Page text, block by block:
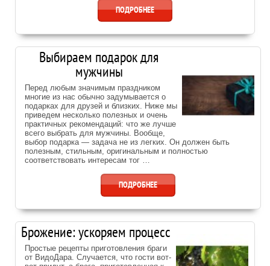
ПОДРОБНЕЕ
Выбираем подарок для
мужчины
Перед любым значимым праздником
многие из нас обычно задумывается о
подарках для друзей и близких. Ниже мы
приведем несколько полезных и очень
практичных рекомендаций: что же лучше
всего выбрать для мужчины. Вообще,
выбор подарка — задача не из легких. Он должен быть
полезным, стильным, оригинальным и полностью
соответствовать интересам тог …
ПОДРОБНЕЕ
Брожение: ускоряем процесс
Простые рецепты приготовления браги
от ВидоДара. Случается, что гости вот-